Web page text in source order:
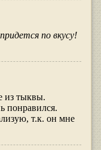
по вкусу!
из тыквы.
понравился.
т.к. он мне